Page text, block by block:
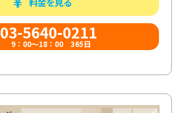
03-5640-0211
9：00～18：00 365日